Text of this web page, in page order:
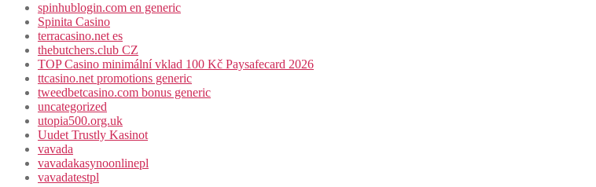
spinhublogin.com en generic
Spinita Casino
terracasino.net es
thebutchers.club CZ
TOP Casino minimální vklad 100 Kč Paysafecard 2026
ttcasino.net promotions generic
tweedbetcasino.com bonus generic
uncategorized
utopia500.org.uk
Uudet Trustly Kasinot
vavada
vavadakasynoonlinepl
vavadatestpl